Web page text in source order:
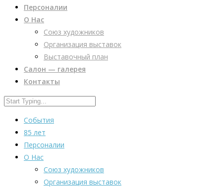
Персоналии
О Нас
Союз художников
Организация выставок
Выставочный план
Салон — галерея
Контакты
События
85 лет
Персоналии
О Нас
Союз художников
Организация выставок